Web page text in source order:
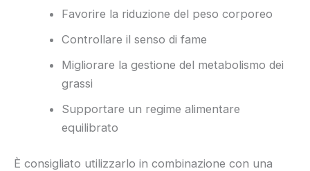
Favorire la riduzione del peso corporeo
Controllare il senso di fame
Migliorare la gestione del metabolismo dei
grassi
Supportare un regime alimentare
equilibrato
È consigliato utilizzarlo in combinazione con una